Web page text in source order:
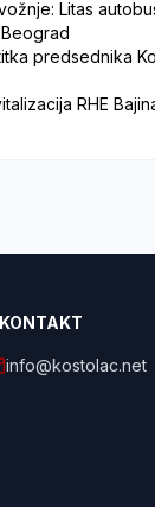
Litas
predsednika
RHE
KONTAKT
info@kostolac.net